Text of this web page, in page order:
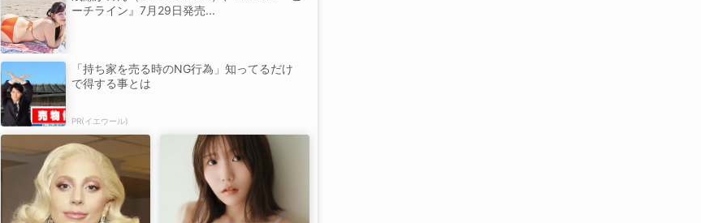
ーチライン』7月29日発売...
「持ち家を売る時のNG行為」知ってるだけ
で得する事とは
PR(イエウール)